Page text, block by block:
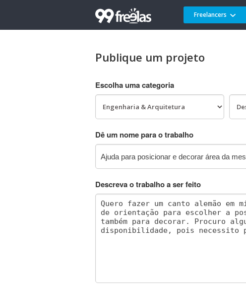
Freelancers
Publique um projeto
Escolha uma categoria
Dê um nome para o trabalho
Descreva o trabalho a ser feito